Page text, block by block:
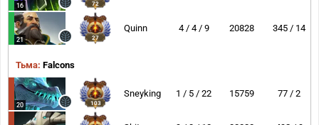
16 72
21 27
Quinn 4 / 4 / 9 20828 345 / 14
Тьма: Falcons
20 103
Sneyking 1 / 5 / 22 15759 77 / 2